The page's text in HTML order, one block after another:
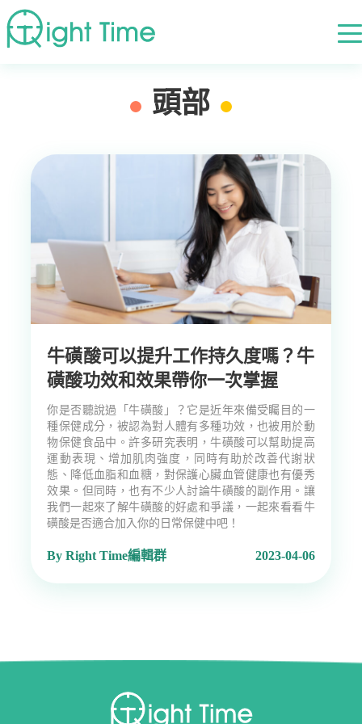
首頁»
頭部
牛磺酸可以提升工作持久度嗎？牛
磺酸功效和效果帶你一次掌握
你是否聽說過「牛磺酸」？它是近年來備受矚目的一
種保健成分，被認為對人體有多種功效，也被用於動
物保健食品中。許多研究表明，牛磺酸可以幫助提高
運動表現、增加肌肉強度，同時有助於改善代謝狀
態、降低血脂和血糖，對保護心臟血管健康也有優秀
效果。但同時，也有不少人討論牛磺酸的副作用。讓
我們一起來了解牛磺酸的好處和爭議，一起來看看牛
磺酸是否適合加入你的日常保健中吧！
By Right Time編輯群 2023-04-06